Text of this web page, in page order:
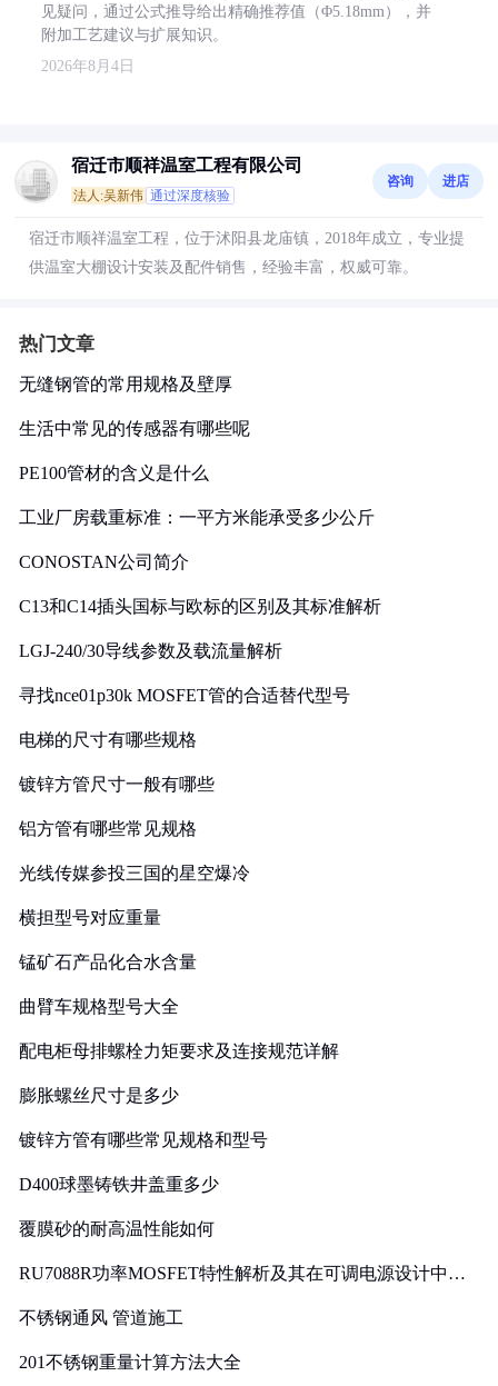
见疑问，通过公式推导给出精确推荐值（Φ5.18mm），并
附加工艺建议与扩展知识。
2026年8月4日
宿迁市顺祥温室工程有限公司
法人:吴新伟 通过深度核验
咨询 进店
宿迁市顺祥温室工程，位于沭阳县龙庙镇，2018年成立，专业提
供温室大棚设计安装及配件销售，经验丰富，权威可靠。
热门文章
无缝钢管的常用规格及壁厚
生活中常见的传感器有哪些呢
PE100管材的含义是什么
工业厂房载重标准：一平方米能承受多少公斤
CONOSTAN公司简介
C13和C14插头国标与欧标的区别及其标准解析
LGJ-240/30导线参数及载流量解析
寻找nce01p30k MOSFET管的合适替代型号
电梯的尺寸有哪些规格
镀锌方管尺寸一般有哪些
铝方管有哪些常见规格
光线传媒参投三国的星空爆冷
横担型号对应重量
锰矿石产品化合水含量
曲臂车规格型号大全
配电柜母排螺栓力矩要求及连接规范详解
膨胀螺丝尺寸是多少
镀锌方管有哪些常见规格和型号
D400球墨铸铁井盖重多少
覆膜砂的耐高温性能如何
RU7088R功率MOSFET特性解析及其在可调电源设计中的
不锈钢通风 管道施工
201不锈钢重量计算方法大全